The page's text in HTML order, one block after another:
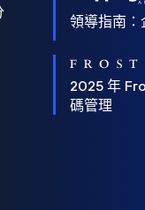
領導指南
2025 年
碼管理